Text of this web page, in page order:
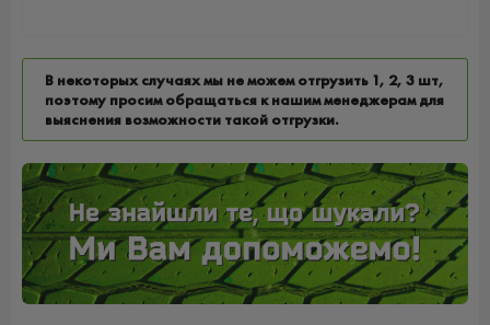
В некоторых случаях мы не можем отгрузить 1, 2, 3 шт,
поэтому просим обращаться к нашим менеджерам для
выяснения возможности такой отгрузки.